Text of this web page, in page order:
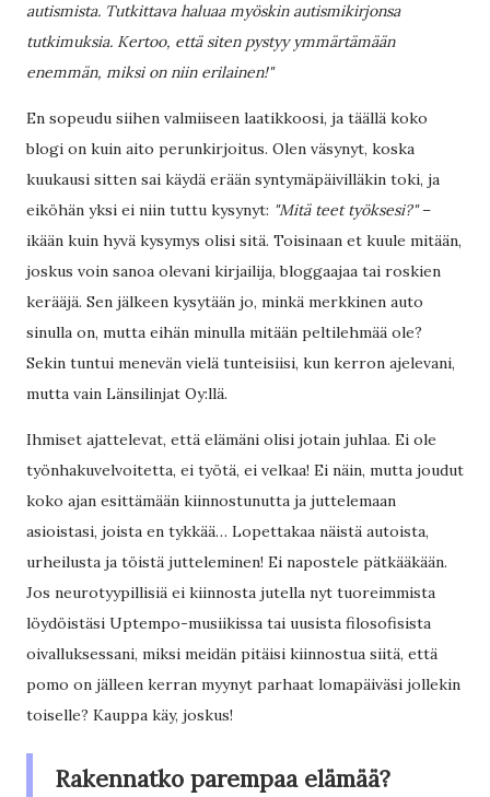
autismista. Tutkittava haluaa myöskin autismikirjonsa
tutkimuksia. Kertoo, että siten pystyy ymmärtämään
enemmän, miksi on niin erilainen!"
En sopeudu siihen valmiiseen laatikkoosi, ja täällä koko
blogi on kuin aito perunkirjoitus. Olen väsynyt, koska
kuukausi sitten sai käydä erään syntymäpäivilläkin toki, ja
eiköhän yksi ei niin tuttu kysynyt: "Mitä teet työksesi?"–
ikään kuin hyvä kysymys olisi sitä. Toisinaan et kuule mitään,
joskus voin sanoa olevani kirjailija, bloggaajaa tai roskien
kerääjä. Sen jälkeen kysytään jo, minkä merkkinen auto
sinulla on, mutta eihän minulla mitään peltilehmää ole?
Sekin tuntui menevän vielä tunteisiisi, kun kerron ajelevani,
mutta vain Länsilinjat Oy:llä.
Ihmiset ajattelevat, että elämäni olisi jotain juhlaa. Ei ole
työnhakuvelvoitetta, ei työtä, ei velkaa! Ei näin, mutta joudut
koko ajan esittämään kiinnostunutta ja juttelemaan
asioistasi, joista en tykkää… Lopettakaa näistä autoista,
urheilusta ja töistä jutteleminen! Ei napostele pätkääkään.
Jos neurotyypillisiä ei kiinnosta jutella nyt tuoreimmista
löydöistäsi Uptempo-musiikissa tai uusista filosofisista
oivalluksessani, miksi meidän pitäisi kiinnostua siitä, että
pomo on jälleen kerran myynyt parhaat lomapäiväsi jollekin
toiselle? Kauppa käy, joskus!
Rakennatko parempaa elämää?